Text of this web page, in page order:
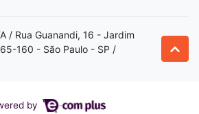
/ Rua Guanandi, 16 - Jardim
160 - São Paulo - SP /
by